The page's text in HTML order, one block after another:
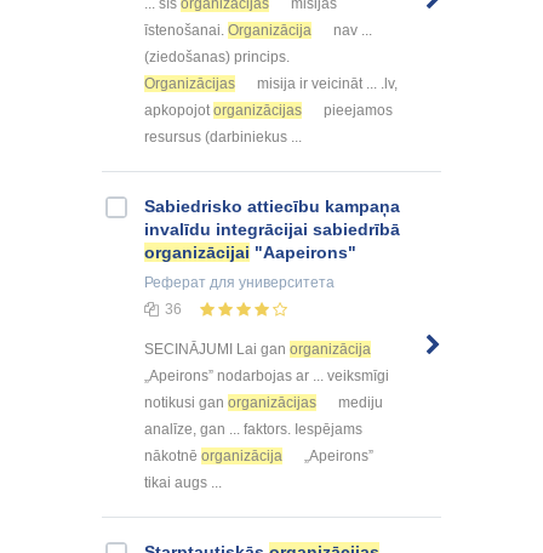
... šīs organizācijas
misijas
īstenošanai. Organizācija
nav ...
(ziedošanas) princips.
Organizācijas
misija ir veicināt ... .lv,
apkopojotorganizācijas
pieejamos
resursus (darbiniekus ...
Sabiedrisko attiecību kampaņa
invalīdu integrācijai sabiedrībā
organizācijai "Aapeirons"
Реферат для университета
36
SECINĀJUMI Lai gan organizācija
„Apeirons” nodarbojas ar ... veiksmīgi
notikusi gan organizācijas
mediju
analīze, gan ... faktors. Iespējams
nākotnē organizācija
„Apeirons”
tikai augs ...